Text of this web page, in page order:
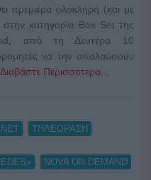
πρεμιέρα ολόκληρη (και με
στην κατηγορία Box Set της
από τη Δευτέρα 10
να την απολαύσουν
Διαβάστε Περισσότερα...
ΤΗΛΕΟΡΑΣΗ
NOVA ON DEMAND